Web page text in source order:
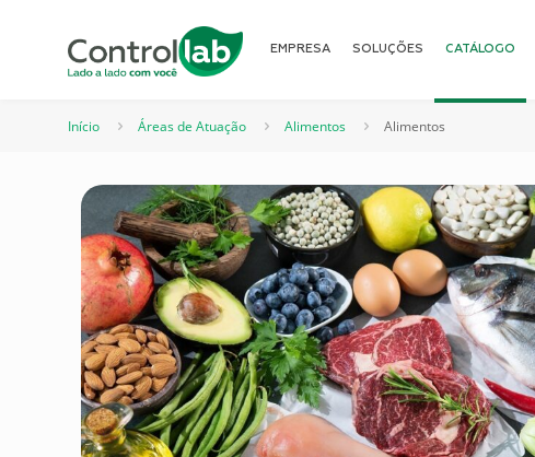
EMPRESA SOLUÇÕES CATÁLOGO
Início Áreas de Atuação Alimentos Alimentos